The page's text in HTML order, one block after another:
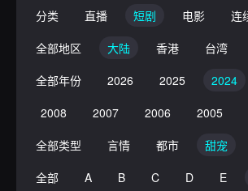
分类 直播 短剧 电影 连
全部地区
大陆 香港 台湾
全部年份
2026 2025 2024
2008
2007 2006 2005
全部类型
言情 都市 甜宠
全部
A B C D E